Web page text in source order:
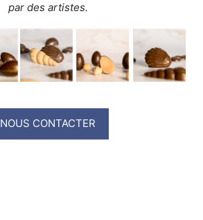
par des artistes.
NOUS CONTACTER